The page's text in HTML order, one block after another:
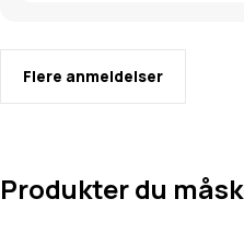
Flere anmeldelser
Produkter du